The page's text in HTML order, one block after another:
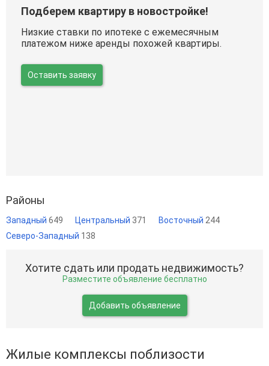
Подберем квартиру в новостройке!
Низкие ставки по ипотеке с ежемесячным
платежом ниже аренды похожей квартиры.
Оставить заявку
Районы
Западный 649 Центральный 371 Восточный 244
Северо-Западный 138
Хотите сдать или продать недвижимость?
Разместите объявление бесплатно
Добавить объявление
Жилые комплексы поблизости